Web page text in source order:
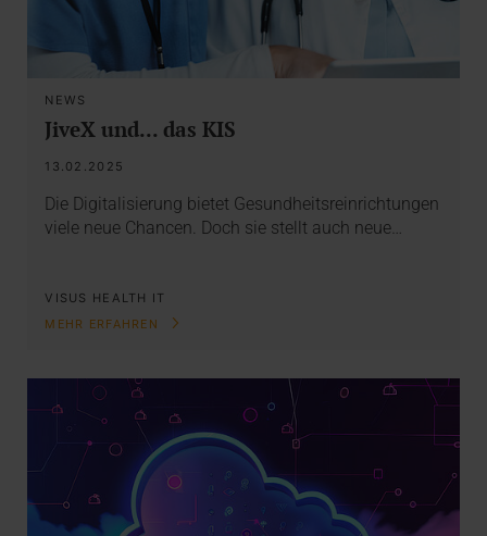
NEWS
JiveX und... das KIS
13.02.2025
Die Digitalisierung bietet Gesundheitsreinrichtungen
viele neue Chancen. Doch sie stellt auch neue…
VISUS HEALTH IT
MEHR ERFAHREN